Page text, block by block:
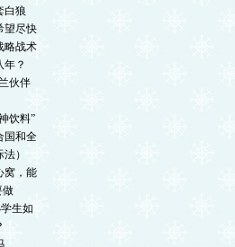
白狼
望尽快
略战术
年？
伙伴
饮料”
国和全
）
窝，能
做
生如